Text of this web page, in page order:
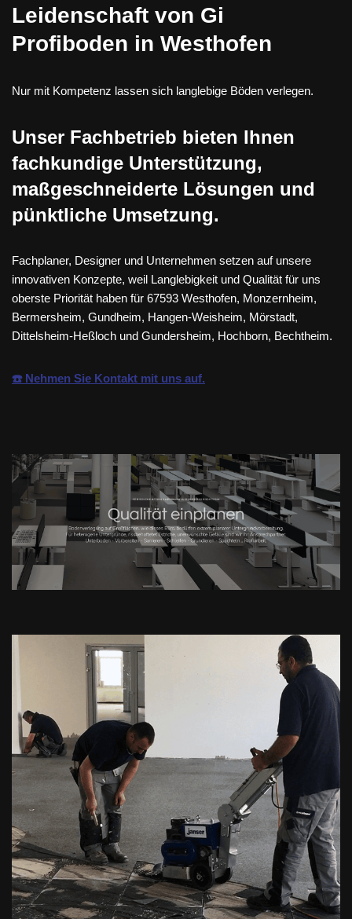
Leidenschaft von Gi
Profiboden in Westhofen
Nur mit Kompetenz lassen sich langlebige Böden verlegen.
Unser Fachbetrieb bieten Ihnen
fachkundige Unterstützung,
maßgeschneiderte Lösungen und
pünktliche Umsetzung.
Fachplaner, Designer und Unternehmen setzen auf unsere
innovativen Konzepte, weil Langlebigkeit und Qualität für uns
oberste Priorität haben für 67593 Westhofen, Monzernheim,
Bermersheim, Gundheim, Hangen-Weisheim, Mörstadt,
Dittelsheim-Heßloch und Gundersheim, Hochborn, Bechtheim.
☎️ Nehmen Sie Kontakt mit uns auf.